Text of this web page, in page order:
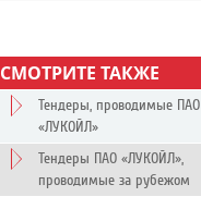
СМОТРИТЕ ТАКЖЕ
Тендеры, проводимые ПАО
«ЛУКОЙЛ»
Тендеры ПАО «ЛУКОЙЛ»,
проводимые за рубежом